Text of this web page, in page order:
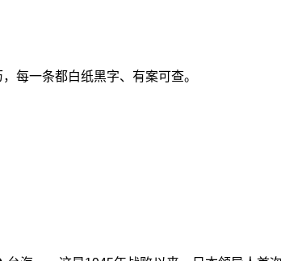
每一条都白纸黑字、有案可查。